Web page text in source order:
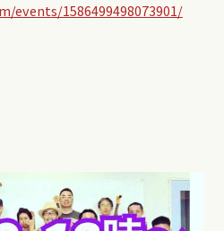
events/1586499498073901/